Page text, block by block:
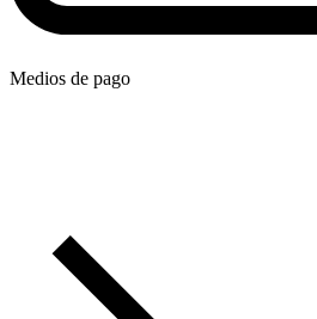
Medios de pago